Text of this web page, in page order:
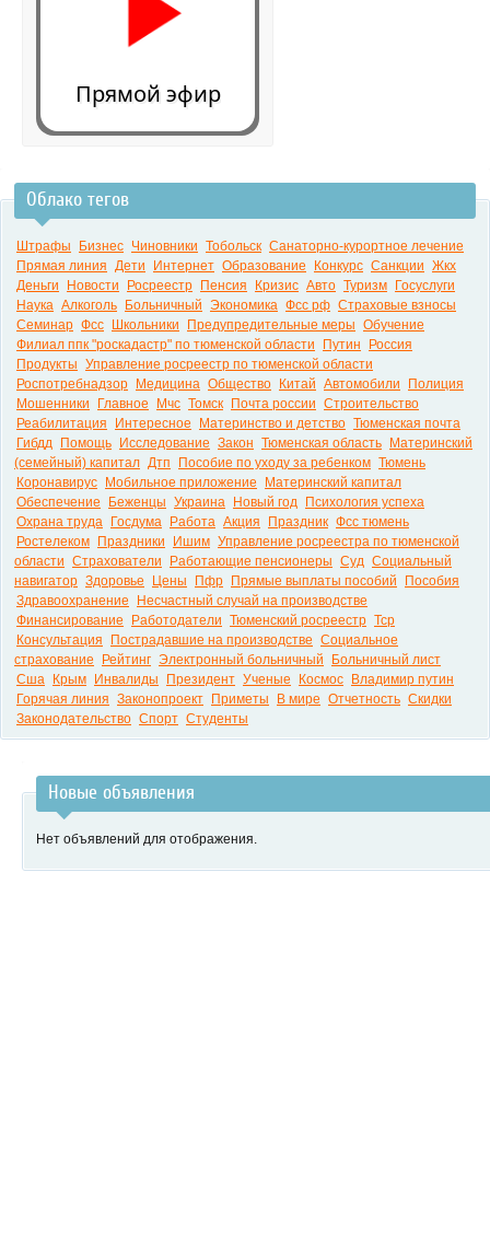
Прямой эфир
Облако тегов
Штрафы Бизнес Чиновники Тобольск Санаторно-курортное лечение
Прямая линия Дети Интернет Образование Конкурс Санкции Жкх
Деньги
Новости Росреестр Пенсия Кризис Авто Туризм
Госуслуги
Наука Алкоголь Больничный Экономика Фсс рф Страховые взносы
Семинар Фсс Школьники Предупредительные меры Обучение
Филиал ппк "роскадастр" по тюменской области
Путин
Россия
Продукты Управление росреестр по тюменской области
Роспотребнадзор
Медицина Общество Китай Автомобили
Полиция
Мошенники
Главное Мчс Томск Почта россии Строительство
Реабилитация
Интересное Материнство и детство Тюменская почта
Гибдд
Помощь Исследование Закон Тюменская область
Материнский
(семейный) капитал Дтп Пособие по уходу за ребенком Тюмень
Коронавирус
Мобильное приложение
Материнский капитал
Обеспечение
Беженцы Украина Новый год
Психология успеха
Охрана труда
Госдума Работа Акция Праздник Фсс тюмень
Ростелеком
Праздники Ишим Управление росреестра по тюменской
области Страхователи Работающие пенсионеры Суд Социальный
навигатор Здоровье Цены Пфр Прямые выплаты пособий
Пособия
Здравоохранение
Несчастный случай на производстве
Финансирование
Работодатели Тюменский росреестр Тср
Консультация
Пострадавшие на производстве Социальное
страхование
Рейтинг Электронный больничный
Больничный лист
Сша
Крым Инвалиды Президент Ученые Космос
Владимир путин
Горячая линия Законопроект Приметы В мире Отчетность Скидки
Законодательство Спорт Студенты
Новые объявления
Нет объявлений для отображения.